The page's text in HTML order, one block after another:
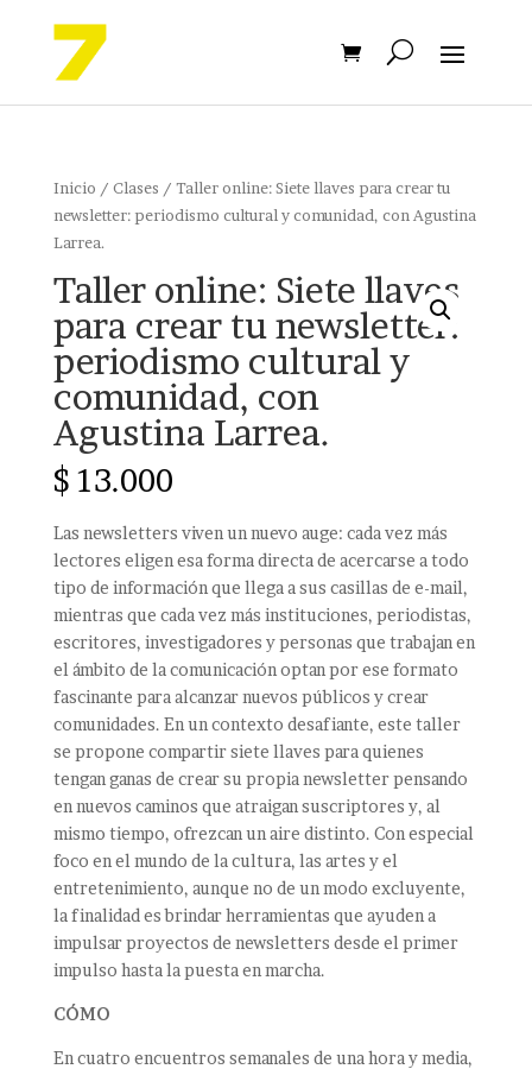
Inicio / Clases / Taller online: Siete llaves para crear tu
newsletter: periodismo cultural y comunidad, con Agustina
Larrea.
Taller online: Siete llaves
para crear tu newsletter:
periodismo cultural y
comunidad, con
Agustina Larrea.
$ 13.000
Las newsletters viven un nuevo auge: cada vez más
lectores eligen esa forma directa de acercarse a todo
tipo de información que llega a sus casillas de e-mail,
mientras que cada vez más instituciones, periodistas,
escritores, investigadores y personas que trabajan en
el ámbito de la comunicación optan por ese formato
fascinante para alcanzar nuevos públicos y crear
comunidades. En un contexto desafiante, este taller
se propone compartir siete llaves para quienes
tengan ganas de crear su propia newsletter pensando
en nuevos caminos que atraigan suscriptores y, al
mismo tiempo, ofrezcan un aire distinto. Con especial
foco en el mundo de la cultura, las artes y el
entretenimiento, aunque no de un modo excluyente,
la finalidad es brindar herramientas que ayuden a
impulsar proyectos de newsletters desde el primer
impulso hasta la puesta en marcha.
CÓMO
En cuatro encuentros semanales de una hora y media,